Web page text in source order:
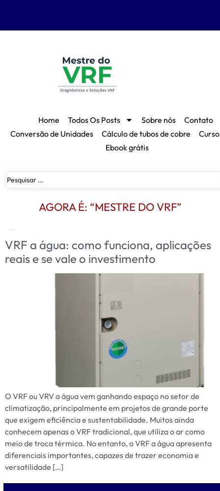
Home Todos Os Posts Sobre nós
Contato
Conversão de Unidades
Cálculo de tubos de cobre
Ebook grátis
AGORA É: “MESTRE DO VRF”
VRF a água: como funciona, aplicações
reais e se vale o investimento
O VRF ou VRV a água vem ganhando espaço no setor de
climatização, principalmente em projetos de grande porte
que exigem eficiência e sustentabilidade. Muitos ainda
conhecem apenas o VRF tradicional, que utiliza o ar como
meio de troca térmica. No entanto, o VRF a água apresenta
diferenciais importantes, capazes de trazer economia e
versatilidade […]